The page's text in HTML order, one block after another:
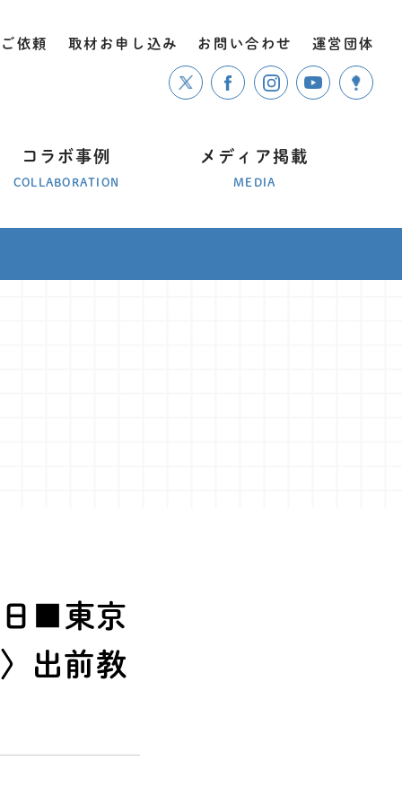
コラボ事例
COLLABORATION
メディア掲載
MEDIA
依頼 取材お申し込み お問い合わせ 運営団体
■東京
出前教